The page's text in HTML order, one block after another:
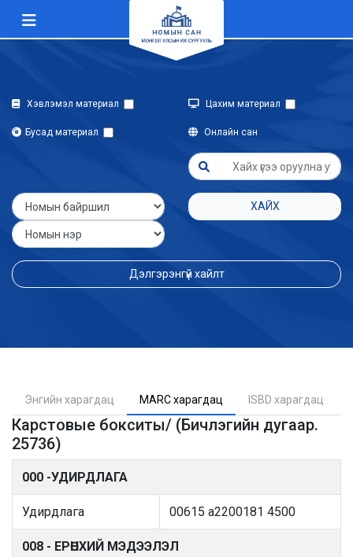
Хэвлэмэл материал Цахим материал
Бусад материал Онлайн сан
ХАЙХ
Дэлгэрэнгүй хайлт
Энгийн харагдац MARC харагдац ISBD харагдац
Карстовые бокситы/ (Бичлэгийн дугаар.
25736)
000 -УДИРДЛАГА
Удирдлага 00615 a2200181 4500
008 - ЕРӨНХИЙ МЭДЭЭЛЭЛ